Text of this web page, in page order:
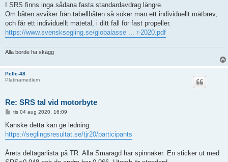
l
g
g
I SRS finns inga sådana fasta standardavdrag längre.
Om båten avviker från tabellbåten så söker man ett individuellt mätbrev,
och får ett individuellt mätetal, i ditt fall för fast propeller.
https://www.svensksegling.se/globalasse ... r-2020.pdf
Alla borde ha skägg
Pelle-48
Platinamedlem
Re: SRS tal vid motorbyte
l
g
tis 04 aug 2020, 16:09
Kanske detta kan ge ledning:
https://seglingsresultat.se/tjr20/participants
Årets deltagarlista på TR. Alla Smaragd har spinnaker. En sticker ut med